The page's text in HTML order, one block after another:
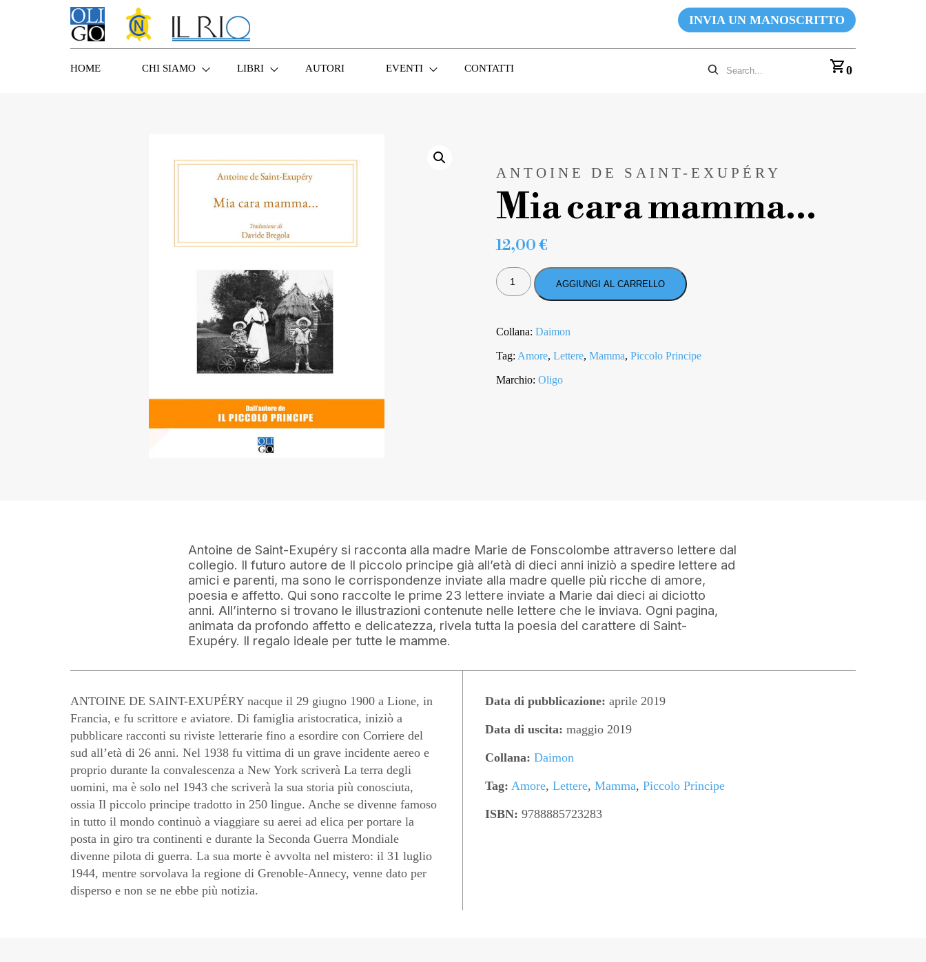
INVIA UN MANOSCRITTO
HOME CHI SIAMO LIBRI AUTORI EVENTI CONTATTI 0
ANTOINE DE SAINT-EXUPÉRY
Mia cara mamma…
12,00€
MIA
CARA
MAMMA…
AGGIUNGI AL CARRELLO
Collana: Daimon
Tag: Amore, Lettere, Mamma, Piccolo Principe
Marchio: Oligo
Antoine de Saint-Exupéry si racconta alla madre Marie de Fonscolombe attraverso lettere dal
collegio. Il futuro autore de Il piccolo principe già all’età di dieci anni iniziò a spedire lettere ad
amici e parenti, ma sono le corrispondenze inviate alla madre quelle più ricche di amore,
poesia e affetto. Qui sono raccolte le prime 23 lettere inviate a Marie dai dieci ai diciotto
anni. All’interno si trovano le illustrazioni contenute nelle lettere che le inviava. Ogni pagina,
animata da profondo affetto e delicatezza, rivela tutta la poesia del carattere di Saint-
Exupéry. Il regalo ideale per tutte le mamme.
ANTOINE DE SAINT-EXUPÉRY nacque il 29 giugno 1900 a Lione, in
Francia, e fu scrittore e aviatore. Di famiglia aristocratica, iniziò a
pubblicare racconti su riviste letterarie fino a esordire con Corriere del
sud all’età di 26 anni. Nel 1938 fu vittima di un grave incidente aereo e
proprio durante la convalescenza a New York scriverà La terra degli
uomini, ma è solo nel 1943 che scriverà la sua storia più conosciuta,
ossia Il piccolo principe tradotto in 250 lingue. Anche se divenne famoso
in tutto il mondo continuò a viaggiare su aerei ad elica per portare la
posta in giro tra continenti e durante la Seconda Guerra Mondiale
divenne pilota di guerra. La sua morte è avvolta nel mistero: il 31 luglio
1944, mentre sorvolava la regione di Grenoble-Annecy, venne dato per
disperso e non se ne ebbe più notizia.
Data di pubblicazione: aprile 2019
Data di uscita: maggio 2019
Collana: Daimon
Tag: Amore, Lettere, Mamma, Piccolo Principe
ISBN: 9788885723283